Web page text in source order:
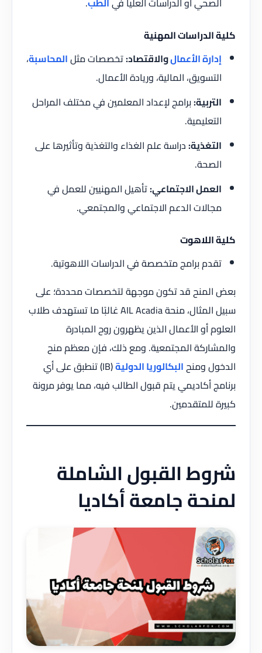
كلية الدراسات المهنية
إدارة الأعمالوالاقتصاد:تخصصات مثلالمحاسبة،
التسويق، المالية، وريادة الأعمال.
التربية:برامج لإعداد المعلمين في مختلف المراحل
التعليمية.
التغذية:دراسة علم الغذاء والتغذية وتأثيرها على
الصحة.
العمل الاجتماعي:تأهيل المهنيين للعمل في
مجالات الدعم الاجتماعي والمجتمعي.
كلية اللاهوت
تقدم برامج متخصصة في الدراسات اللاهوتية.
بعض المنح قد تكون موجهة لتخصصات محددة؛ على
سبيل المثال، منحة AIL Acadia غالبًا ما تستهدف طلاب
العلوم أو الأعمال الذين يظهرون روح المبادرة
والمشاركة المجتمعية. ومع ذلك، فإن معظم منح
الدخول ومنحالبكالوريا الدولية
(IB) تنطبق على أي
برنامج أكاديمي يتم قبول الطالب فيه، مما يوفر مرونة
كبيرة للمتقدمين.
شروط القبول الشاملة
لمنحة جامعة أكاديا